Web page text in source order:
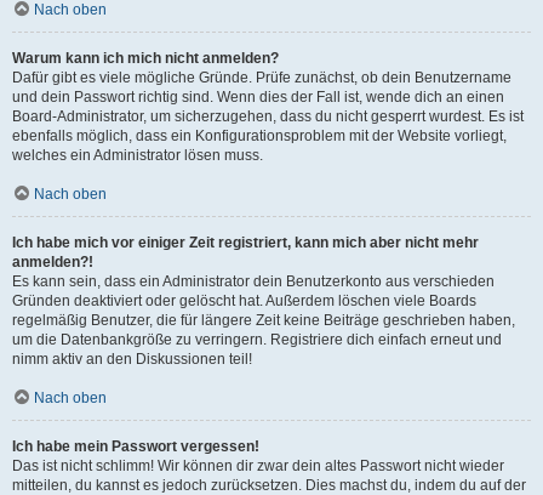
Nach oben
Warum kann ich mich nicht anmelden?
Dafür gibt es viele mögliche Gründe. Prüfe zunächst, ob dein Benutzername
und dein Passwort richtig sind. Wenn dies der Fall ist, wende dich an einen
Board-Administrator, um sicherzugehen, dass du nicht gesperrt wurdest. Es ist
ebenfalls möglich, dass ein Konfigurationsproblem mit der Website vorliegt,
welches ein Administrator lösen muss.
Nach oben
Ich habe mich vor einiger Zeit registriert, kann mich aber nicht mehr
anmelden?!
Es kann sein, dass ein Administrator dein Benutzerkonto aus verschieden
Gründen deaktiviert oder gelöscht hat. Außerdem löschen viele Boards
regelmäßig Benutzer, die für längere Zeit keine Beiträge geschrieben haben,
um die Datenbankgröße zu verringern. Registriere dich einfach erneut und
nimm aktiv an den Diskussionen teil!
Nach oben
Ich habe mein Passwort vergessen!
Das ist nicht schlimm! Wir können dir zwar dein altes Passwort nicht wieder
mitteilen, du kannst es jedoch zurücksetzen. Dies machst du, indem du auf der